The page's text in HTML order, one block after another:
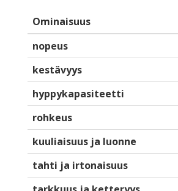
Ominaisuus
nopeus
kestävyys
hyppykapasiteetti
rohkeus
kuuliaisuus ja luonne
tahti ja irtonaisuus